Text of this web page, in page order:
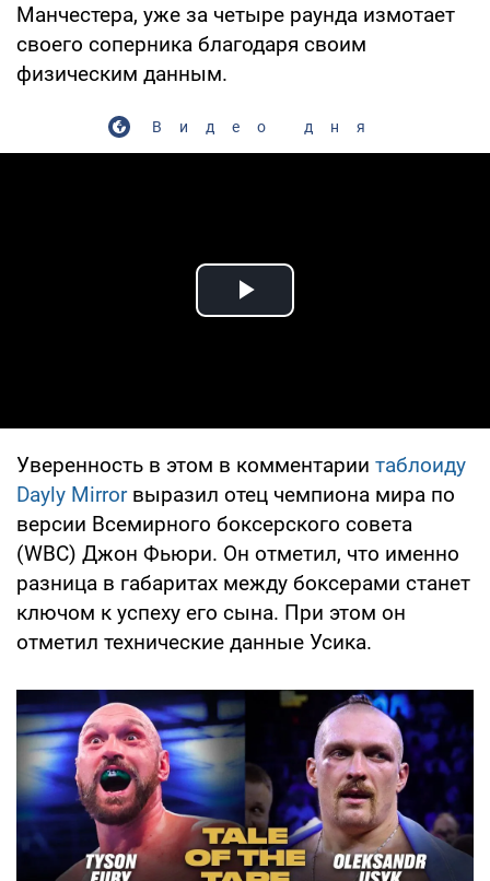
Манчестера, уже за четыре раунда измотает
своего соперника благодаря своим
физическим данным.
Видео дня
Play Video
Уверенность в этом в комментарии таблоиду
Dayly Mirrorвыразил отец чемпиона мира по
версии Всемирного боксерского совета
(WBC) Джон Фьюри. Он отметил, что именно
разница в габаритах между боксерами станет
ключом к успеху его сына. При этом он
отметил технические данные Усика.